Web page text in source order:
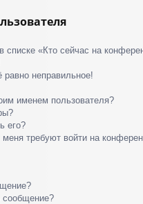
списке «Кто сейчас на
неправильное!
именем пользователя?
его?
требуют войти на
сообщение?